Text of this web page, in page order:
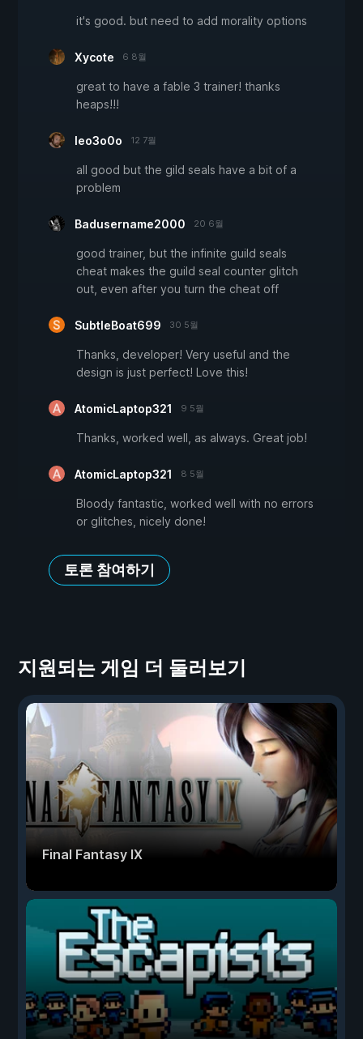
it's good. but need to add morality options
Xycote 6 8월
great to have a fable 3 trainer! thanks
heaps!!!
leo3o0o 12 7월
all good but the gild seals have a bit of a
problem
Badusername2000 20 6월
good trainer, but the infinite guild seals
cheat makes the guild seal counter glitch
out, even after you turn the cheat off
SubtleBoat699 30 5월
Thanks, developer! Very useful and the
design is just perfect! Love this!
AtomicLaptop321 9 5월
Thanks, worked well, as always. Great job!
AtomicLaptop321 8 5월
Bloody fantastic, worked well with no errors
or glitches, nicely done!
토론 참여하기
지원되는 게임 더 둘러보기
Final Fantasy IX